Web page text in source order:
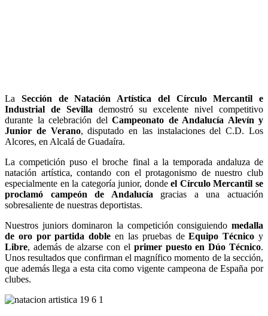
La Sección de Natación Artística del Círculo Mercantil e
Industrial de Sevilla demostró su excelente nivel competitivo
durante la celebración del Campeonato de Andalucía Alevín y
Junior de Verano, disputado en las instalaciones del C.D. Los
Alcores, en Alcalá de Guadaíra.
La competición puso el broche final a la temporada andaluza de
natación artística, contando con el protagonismo de nuestro club
especialmente en la categoría junior, dondeel Círculo Mercantil se
proclamó campeón de Andalucía gracias a una actuación
sobresaliente de nuestras deportistas.
Nuestros juniors dominaron la competición consiguiendo medalla
de oro por partida doble en las pruebas deEquipo Técnico y
Libre, además de alzarse con el primer puesto en Dúo Técnico.
Unos resultados que confirman el magnífico momento de la sección,
que además llega a esta cita como vigente campeona de España por
clubes.